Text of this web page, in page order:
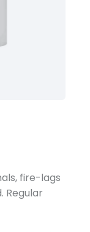
fire-lags
Regular